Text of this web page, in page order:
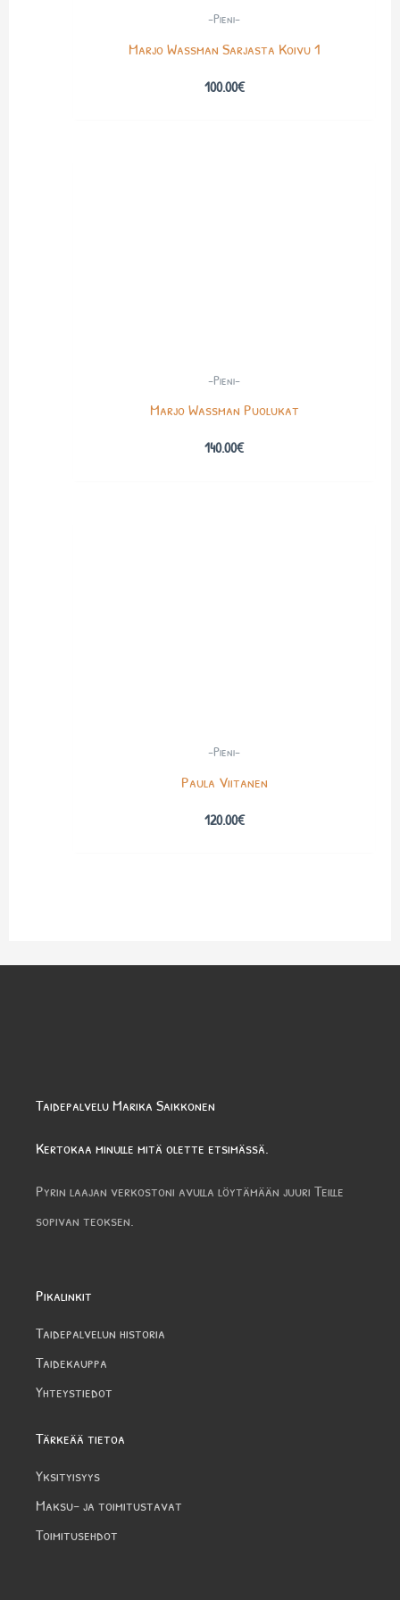
-Pieni-
Marjo Wassman Sarjasta Koivu 1
100.00€
-Pieni-
Marjo Wassman Puolukat
140.00€
-Pieni-
Paula Viitanen
120.00€
Taidepalvelu Marika Saikkonen
Kertokaa minulle mitä olette etsimässä.
Pyrin laajan verkostoni avulla löytämään juuri Teille
sopivan teoksen.
Pikalinkit
Taidepalvelun historia
Taidekauppa
Yhteystiedot
Tärkeää tietoa
Yksityisyys
Maksu- ja toimitustavat
Toimitusehdot